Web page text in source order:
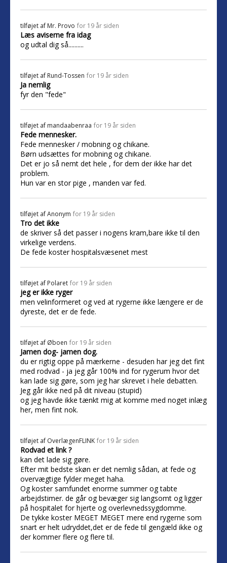
tilføjet af Mr. Provo for 19 år siden
Læs aviserne fra idag
og udtal dig så..........
tilføjet af Rund-Tossen for 19 år siden
Ja nemlig
fyr den "fede"
tilføjet af mandaabenraa for 19 år siden
Fede mennesker.
Fede mennesker / mobning og chikane.
Børn udsættes for mobning og chikane.
Det er jo så nemt det hele , for dem der ikke har det
problem.
Hun var en stor pige , manden var fed.
tilføjet afAnonym for 19 år siden
Tro det ikke
de skriver så det passer i nogens kram,bare ikke til den
virkelige verdens.
De fede koster hospitalsvæsenet mest
tilføjet af Polaret for 19 år siden
jeg er ikke ryger
men velinformeret og ved at rygerne ikke længere er de
dyreste, det er de fede.
tilføjet af Øboen for 19 år siden
Jamen dog- jamen dog.
du er rigtig oppe på mærkerne - desuden har jeg det fint
med rodvad - ja jeg går 100% ind for rygerum hvor det
kan lade sig gøre, som jeg har skrevet i hele debatten.
Jeg går ikke ned på dit niveau (stupid)
og jeg havde ikke tænkt mig at komme med noget inlæg
her, men fint nok.
tilføjet af OverlægenFLINK for 19 år siden
Rodvad et link ?
kan det lade sig gøre.
Efter mit bedste skøn er det nemlig sådan, at fede og
overvægtige fylder meget haha.
Og koster samfundet enorme summer og tabte
arbejdstimer. de går og bevæger sig langsomt og ligger
på hospitalet for hjerte og overlevnedssygdomme.
De tykke koster MEGET MEGET mere end rygerne som
snart er helt udryddet,det er de fede til gengæld ikke og
der kommer flere og flere til.